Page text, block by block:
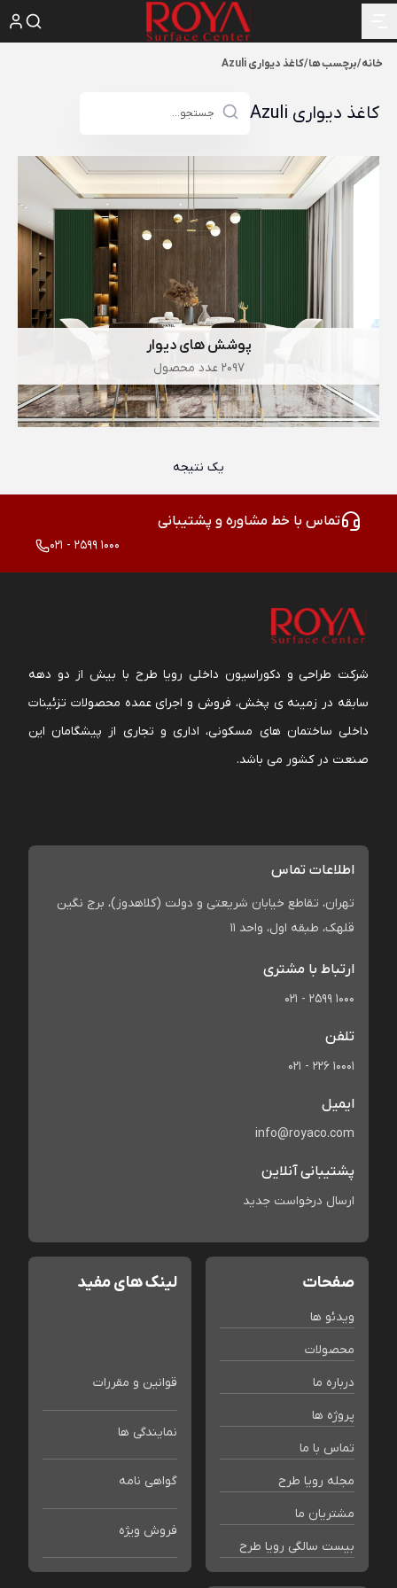
خانه/برچسب ها/کاغذ دیواری Azuli
کاغذ دیواری Azuli
پوشش های دیوار
2097 عدد محصول
یک نتیجه
تماس با خط مشاوره و پشتیبانی
021 - 2599 1000
شرکت طراحی و دکوراسیون داخلی رویا طرح با بیش از دو دهه
سابقه در زمینه ی پخش، فروش و اجرای عمده محصولات تزئینات
داخلی ساختمان های مسکونی، اداری و تجاری از پیشگامان این
صنعت در کشور می باشد.
اطلاعات تماس
تهران، تقاطع خیابان شریعتی و دولت (کلاهدوز)، برج نگین
قلهک، طبقه اول، واحد 11
ارتباط با مشتری
021 - 2599 1000
تلفن
021 - 226 10001
ایمیل
info@royaco.com
پشتیبانی آنلاین
ارسال درخواست جدید
صفحات
ویدئو ها
محصولات
درباره ما
پروژه ها
تماس با ما
مجله رویا طرح
مشتریان ما
بیست سالگی رویا طرح
لینک های مفید
قوانین و مقررات
نمایندگی ها
گواهی نامه
فروش ویژه